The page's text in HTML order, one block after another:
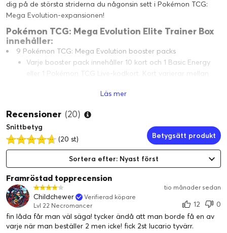
dig på de största striderna du någonsin sett i Pokémon TCG:
Mega Evolution-expansionen!
Pokémon TCG: Mega Evolution Elite Trainer Box
innehåller:
9 Pokémon TCG: Mega Evolution booster packs
Varje booster pack innehåller 10 kort och 1 Basic Energy
eller 1 Pokémon TCG Live-kodkort. Kort varierar mellan
65 kort sleeves
40 Pokémon TCG Energy-kort
En spelares guide till Mega Evolution-expansionen
6 damage-counter tärningar
1 tävlingsgodkänd myntkast-terning
1 plastmynt
En låda för att förvara allt, med 6 avdelare för att hålla det
organiserat
1 kodkort till Pokémon Trading Card Game Live
Läs mer
Recensioner (20)
Snittbetyg
(20 st)
Betygsätt produkt
Sortera efter: Nyast först
Framröstad topprecension
tio månader sedan
Childchewer
Verifierad köpare
Lvl 22 Necromancer
12
0
fin låda får man väl säga! tycker ändå att man borde få en av
varje när man beställer 2 men icke! fick 2st lucario tyvärr.